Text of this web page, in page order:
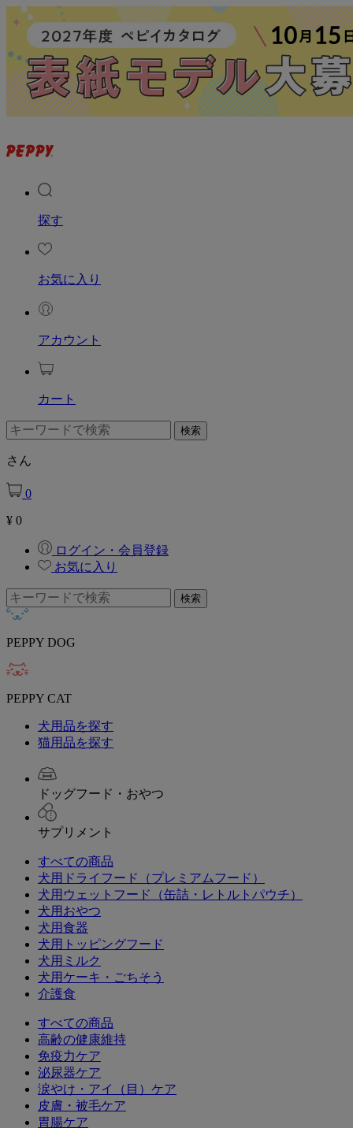
探す
お気に入り
アカウント
カート
さん
0
¥ 0
ログイン・会員登録
お気に入り
PEPPY DOG
PEPPY CAT
犬用品を探す
猫用品を探す
ドッグフード・おやつ
サプリメント
すべての商品
犬用ドライフード（プレミアムフード）
犬用ウェットフード（缶詰・レトルトパウチ）
犬用おやつ
犬用食器
犬用トッピングフード
犬用ミルク
犬用ケーキ・ごちそう
介護食
すべての商品
高齢の健康維持
免疫力ケア
泌尿器ケア
涙やけ・アイ（目）ケア
皮膚・被毛ケア
胃腸ケア